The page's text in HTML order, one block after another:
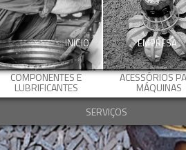
INICIO EMPRESA
COMPONENTES E
LUBRIFICANTES
ACESSÓRIOS
MÁQUINAS
SERVIÇOS